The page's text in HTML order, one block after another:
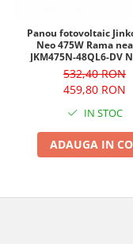
Panou fotovoltaic
Neo 475W Rama
JKM475N-48QL6-DV
532,40 RON
459,80 RON
IN STOC
ADAUGA IN